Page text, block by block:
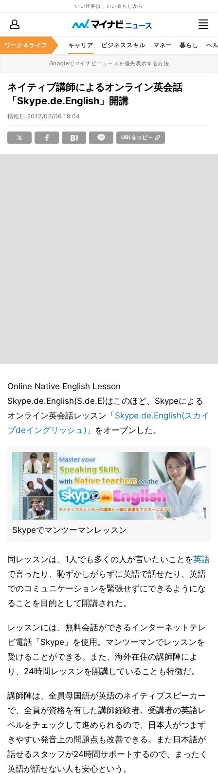
いい仕事は、いい暮らしから
ワーク＆ライフ キャリア ビジネススキル マネー 暮らし ヘ
Googleでマイナビニュースを優先表示する方法
ネイティブ講師によるオンライン英会話
「Skype.de.English」開講
掲載日 2012/06/06 19:04
URLをコピー
Online Native English Lesson
Skype.de.English(S.de.E)はこのほど、Skypeによる
オンライン英会話レッスン「 Skype.de.English(スカイ
プdeイングリッシュ) 」をオープンした。
Skypeでマンツーマンレッスン
同レッスンは、1人でも多くの人が言いたいことを英語
で言ったり、恥ずかしがらずに英語で話せたり、英語
でのコミュニケーションを緊張せずにできるようにな
ることを目的として開講された。
レッスンには、無料会話ができるインターネットテレ
ビ電話「Skype」を使用。マンツーマンでレッスンを
受けることができる。また、海外在住の講師陣によ
り、24時間レッスンを開講していることも特徴だ。
講師陣は、全員母国語が英語のネイティブスピーカー
で、全員が資格を有した講師経験者。受講者の英語レ
ベルをチェックして進められるので、日本人がつまず
きやすい発音上の問題点も改善できる。また日本語が
話せるスタッフが24時間サポートするので、まったく
英語が話せない人も安心という。